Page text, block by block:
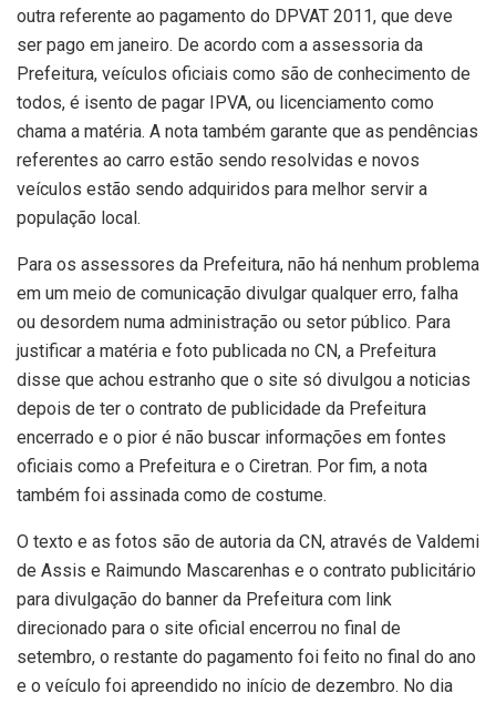
outra referente ao pagamento do DPVAT 2011, que deve
ser pago em janeiro. De acordo com a assessoria da
Prefeitura, veículos oficiais como são de conhecimento de
todos, é isento de pagar IPVA, ou licenciamento como
chama a matéria. A nota também garante que as pendências
referentes ao carro estão sendo resolvidas e novos
veículos estão sendo adquiridos para melhor servir a
população local.
Para os assessores da Prefeitura, não há nenhum problema
em um meio de comunicação divulgar qualquer erro, falha
ou desordem numa administração ou setor público. Para
justificar a matéria e foto publicada no CN, a Prefeitura
disse que achou estranho que o site só divulgou a noticias
depois de ter o contrato de publicidade da Prefeitura
encerrado e o pior é não buscar informações em fontes
oficiais como a Prefeitura e o Ciretran. Por fim, a nota
também foi assinada como de costume.
O texto e as fotos são de autoria da CN, através de Valdemi
de Assis e Raimundo Mascarenhas e o contrato publicitário
para divulgação do banner da Prefeitura com link
direcionado para o site oficial encerrou no final de
setembro, o restante do pagamento foi feito no final do ano
e o veículo foi apreendido no início de dezembro. No dia